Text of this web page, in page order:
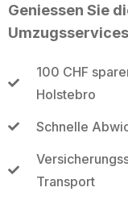
Geniessen Sie
100 CHF
Holstebro
Schnelle
Transport